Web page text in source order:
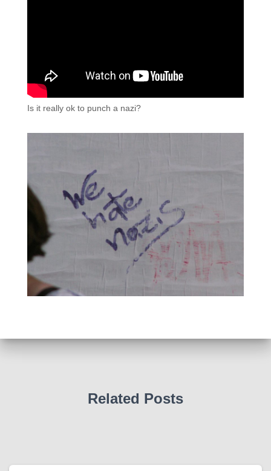
Is it really ok to punch a nazi?
Related Posts